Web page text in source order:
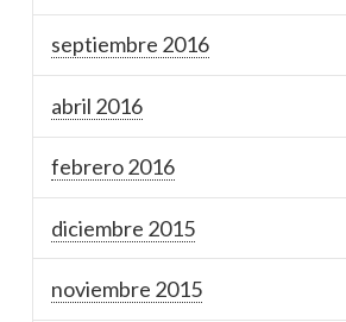
septiembre 2016
abril 2016
febrero 2016
diciembre 2015
noviembre 2015